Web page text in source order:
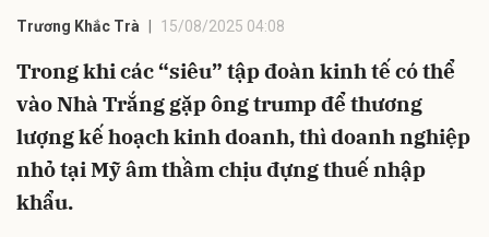
Trương Khắc Trà 15/08/2025 04:08
Trong khi các “siêu” tập đoàn kinh tế có thể
vào Nhà Trắng gặp ông trump để thương
lượng kế hoạch kinh doanh, thì doanh nghiệp
nhỏ tại Mỹ âm thầm chịu đựng thuế nhập
khẩu.
Hủy